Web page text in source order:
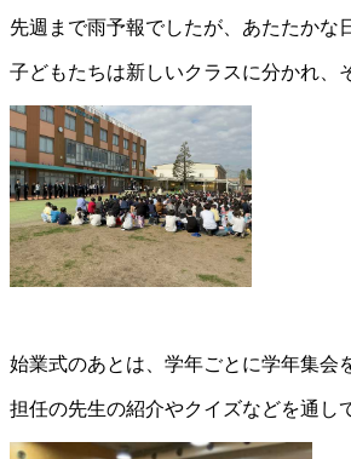
先週まで雨予報でしたが、あたたかな
子どもたちは新しいクラスに分かれ、
始業式のあとは、学年ごとに学年集会
担任の先生の紹介やクイズなどを通し